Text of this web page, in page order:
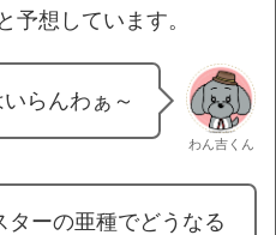
予想しています。
らんわぁ～
わん吉くん
ターの亜種でどうなる